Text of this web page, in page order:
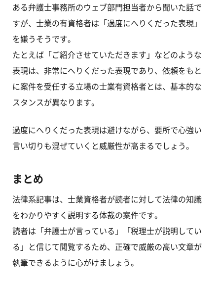
ある弁護士事務所のウェブ部門担当者から聞いた話で
すが、士業の有資格者は「過度にへりくだった表現」
を嫌うそうです。
たとえば「ご紹介させていただきます」などのような
表現は、非常にへりくだった表現であり、依頼をもと
に案件を受任する立場の士業有資格者とは、基本的な
スタンスが異なります。
過度にへりくだった表現は避けながら、要所で心強い
言い切りも混ぜていくと威厳性が高まるでしょう。
まとめ
法律系記事は、士業資格者が読者に対して法律の知識
をわかりやすく説明する体裁の案件です。
読者は「弁護士が言っている」「税理士が説明してい
る」と信じて閲覧するため、正確で威厳の高い文章が
執筆できるように心がけましょう。